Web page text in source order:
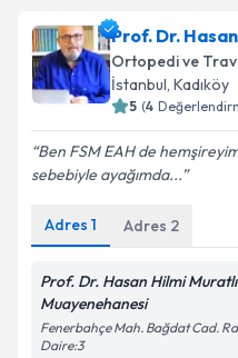
Prof. Dr.
Ortopedi ve
İstanbul, Kadıköy
5 (4
Ben FSM EAH de
sebebiyle ayağımda...
Adres 1 Adres 2
Prof. Dr. Hasan Hilmi
Muayenehanesi
Fenerbahçe Mah. Bağdat Cad.
Daire:3